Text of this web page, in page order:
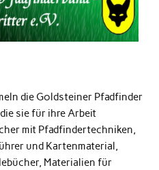
die Goldsteiner Pfadfinder
sie für ihre Arbeit
mit Pfadfindertechniken,
und Kartenmaterial,
Materialien für